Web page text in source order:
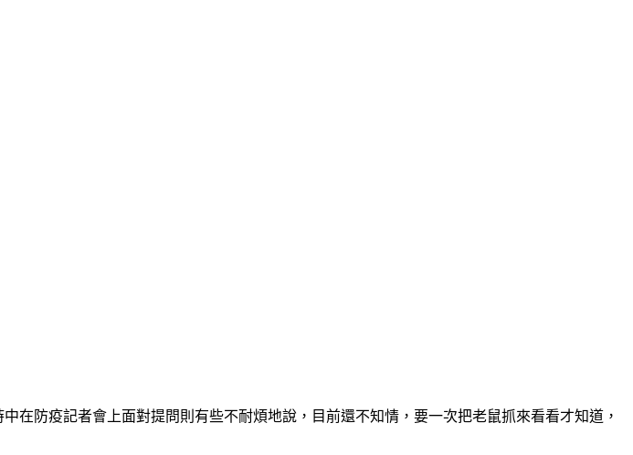
在防疫記者會上面對提問則有些不耐煩地說，目前還不知情，要一次把老鼠抓來看看才知道，